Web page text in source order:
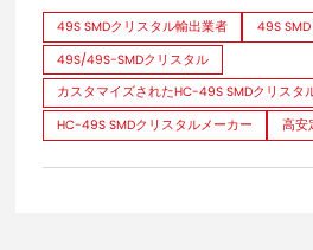
49S SMDクリスタル輸出業者
49S
49S/49S-SMDクリスタル
カスタマイズされたHC-49S SMDクリスタ
HC-49S SMDクリスタルメーカー
高安